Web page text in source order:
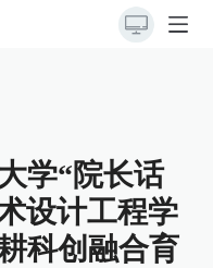
学“院长话
设计工程学
科创融合育